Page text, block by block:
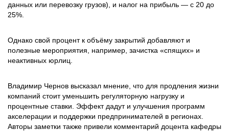
данных или перевозку грузов), и налог на прибыль — с 20 до
25%.
Однако свой процент к объёму закрытий добавляют и
полезные мероприятия, например, зачистка «спящих» и
неактивных юрлиц.
Владимир Чернов высказал мнение, что для продления жизни
компаний стоит уменьшить регуляторную нагрузку и
процентные ставки. Эффект дадут и улучшения программ
акселерации и поддержки предпринимателей в регионах.
Авторы заметки также привели комментарий доцента кафедры